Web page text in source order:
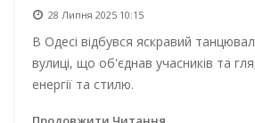
28 Липня 2025 10:15
В Одесі відбувся яскравий
вулиці, що об'єднав учасників та
енергії та стилю.